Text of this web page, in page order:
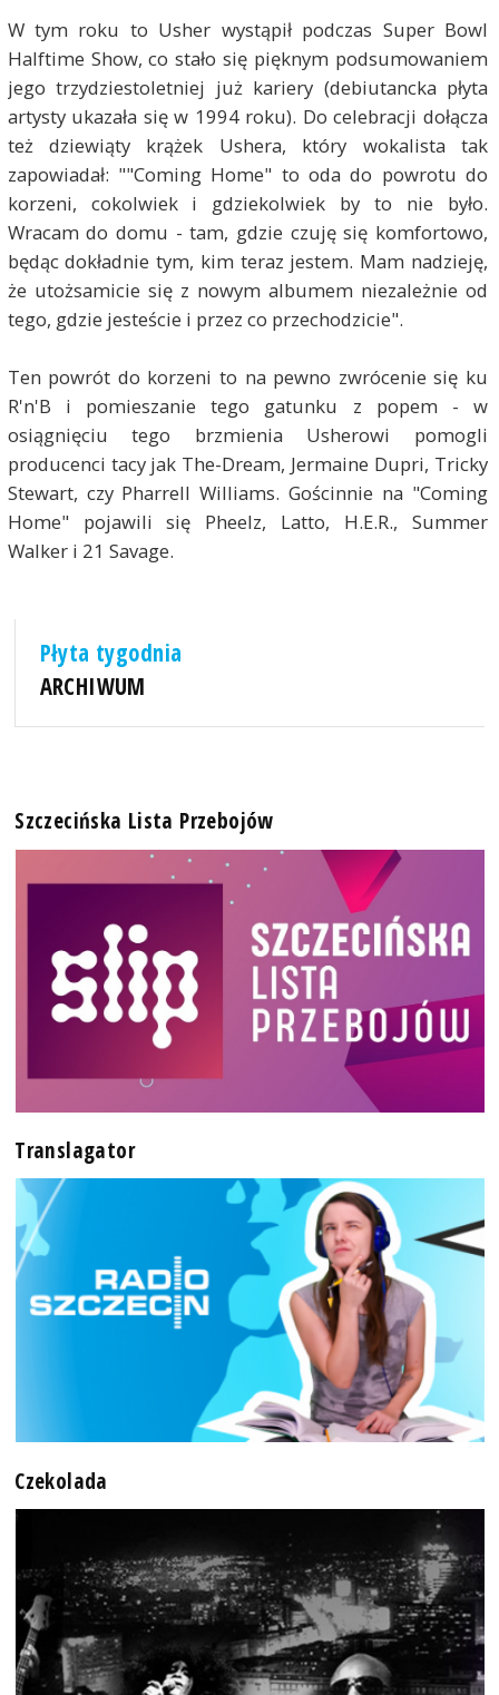
W tym roku to Usher wystąpił podczas Super Bowl
Halftime Show, co stało się pięknym podsumowaniem
jego trzydziestoletniej już kariery (debiutancka płyta
artysty ukazała się w 1994 roku). Do celebracji dołącza
też dziewiąty krążek Ushera, który wokalista tak
zapowiadał: ""Coming Home" to oda do powrotu do
korzeni, cokolwiek i gdziekolwiek by to nie było.
Wracam do domu - tam, gdzie czuję się komfortowo,
będąc dokładnie tym, kim teraz jestem. Mam nadzieję,
że utożsamicie się z nowym albumem niezależnie od
tego, gdzie jesteście i przez co przechodzicie".
Ten powrót do korzeni to na pewno zwrócenie się ku
R'n'B i pomieszanie tego gatunku z popem - w
osiągnięciu tego brzmienia Usherowi pomogli
producenci tacy jak The-Dream, Jermaine Dupri, Tricky
Stewart, czy Pharrell Williams. Gościnnie na "Coming
Home" pojawili się Pheelz, Latto, H.E.R., Summer
Walker i 21 Savage.
Płyta tygodnia
ARCHIWUM
Szczecińska Lista Przebojów
Translagator
Czekolada